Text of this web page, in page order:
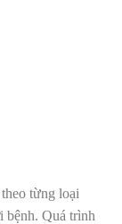
từng loại
bệnh. Quá trình